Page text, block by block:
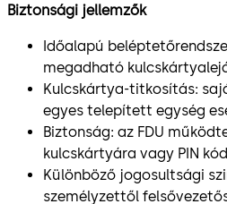
Biztonsági jellemzők
Időalapú
megadható
Kulcskártya-titkosítás:
egyes telepített egység
Biztonság: az FDU
kulcskártyára vagy PIN
Különböző jogosultsági
személyzettől